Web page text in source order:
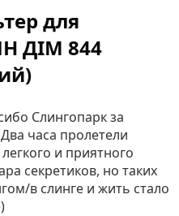
для
ДІМ 844
Слингопарк за
часа пролетели
и приятного
секретиков, но таких
в слинге и жить стало